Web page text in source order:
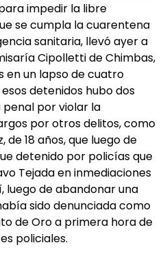
impedir la libre
se cumpla la cuarentena
sanitaria, llevó ayer a
Cipolletti de Chimbas,
en un lapso de cuatro
detenidos hubo dos
penal por violar la
por otros delitos, como
de 18 años, que luego de
detenido por policías que
Tejada en inmediaciones
luego de abandonar una
sido denunciada como
de Oro a primera hora de
policiales.